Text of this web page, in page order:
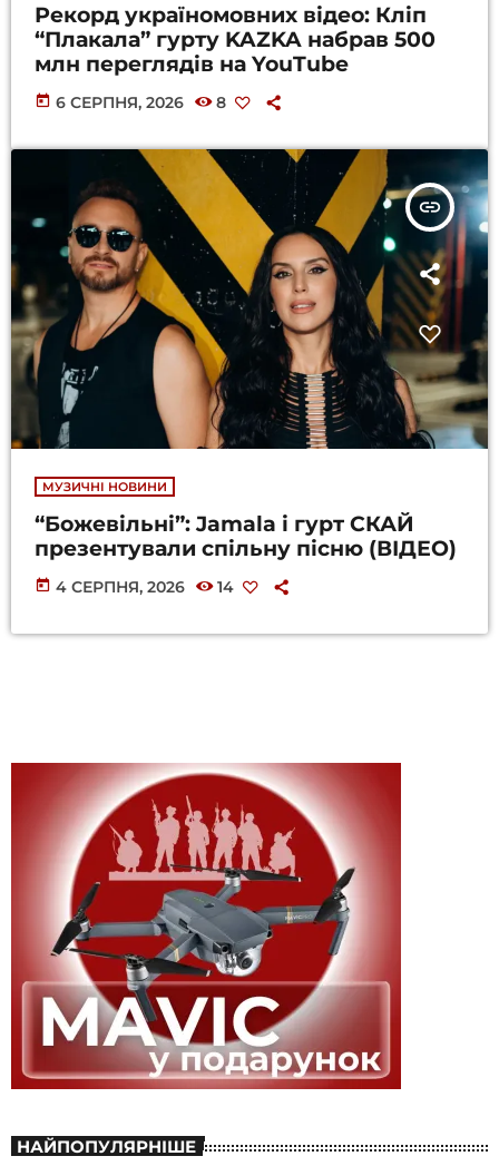
Рекорд україномовних відео: Кліп
“Плакала” гурту KAZKA набрав 500
млн переглядів на YouTube
today 6 СЕРПНЯ, 2026 8
insert_link
МУЗИЧНІ НОВИНИ
“Божевільні”: Jamala і гурт СКАЙ
презентували спільну пісню (ВІДЕО)
today 4 СЕРПНЯ, 2026 14
НАЙПОПУЛЯРНІШЕ